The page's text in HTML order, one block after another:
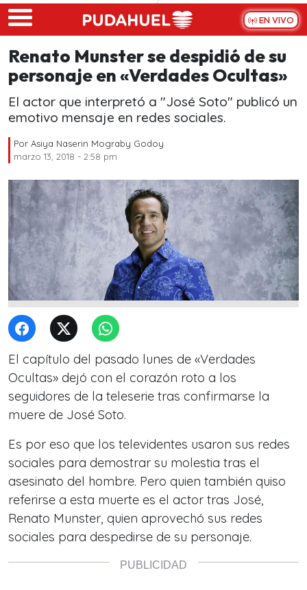
Skip to main content
EN VIVO
Renato Munster se despidió de su
personaje en «Verdades Ocultas»
El actor que interpretó a "José Soto" publicó un
emotivo mensaje en redes sociales.
Por Asiya Naserin Mograby Godoy
marzo 13, 2018 - 2:58 pm
El capítulo del pasado lunes de «Verdades
Ocultas» dejó con el corazón roto a los
seguidores de la teleserie tras confirmarse la
muere de José Soto.
Es por eso que los televidentes usaron sus redes
sociales para demostrar su molestia tras el
asesinato del hombre. Pero quien también quiso
referirse a esta muerte es el actor tras José,
Renato Munster, quien aprovechó sus redes
sociales para despedirse de su personaje.